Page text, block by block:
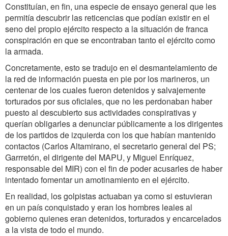
Constituían, en fin, una especie de ensayo general que les
permitía descubrir las reticencias que podían existir en el
seno del propio ejército respecto a la situación de franca
conspiración en que se encontraban tanto el ejército como
la armada.
Concretamente, esto se tradujo en el desmantelamiento de
la red de información puesta en pie por los marineros, un
centenar de los cuales fueron detenidos y salvajemente
torturados por sus oficiales, que no les perdonaban haber
puesto al descubierto sus actividades conspirativas y
querían obligarles a denunciar públicamente a los dirigentes
de los partidos de izquierda con los que habían mantenido
contactos (Carlos Altamirano, el secretario general del PS;
Garrretón, el dirigente del MAPU, y Miguel Enríquez,
responsable del MIR) con el fin de poder acusarles de haber
intentado fomentar un amotinamiento en el ejército.
En realidad, los golpistas actuaban ya como si estuvieran
en un país conquistado y eran los hombres leales al
gobierno quienes eran detenidos, torturados y encarcelados
a la vista de todo el mundo.